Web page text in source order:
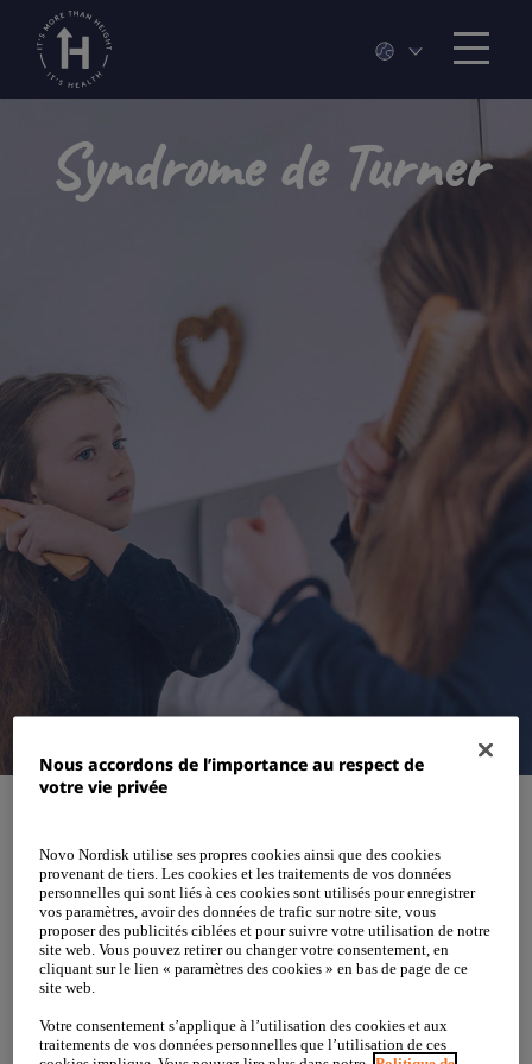
Syndrome de Turner
Aperçu
Le syndrome de Turner est l’une des causes les
plus fréquentes de retard de croissance et de
petite taille chez les filles et les femmes. Il affecte
Nous accordons de l’importance au respect de
votre vie privée
Novo Nordisk utilise ses propres cookies ainsi que des cookies
provenant de tiers. Les cookies et les traitements de vos données
personnelles qui sont liés à ces cookies sont utilisés pour enregistrer
vos paramètres, avoir des données de trafic sur notre site, vous
proposer des publicités ciblées et pour suivre votre utilisation de notre
site web. Vous pouvez retirer ou changer votre consentement, en
cliquant sur le lien « paramètres des cookies » en bas de page de ce
site web.
Votre consentement s’applique à l’utilisation des cookies et aux
traitements de vos données personnelles que l’utilisation de ces